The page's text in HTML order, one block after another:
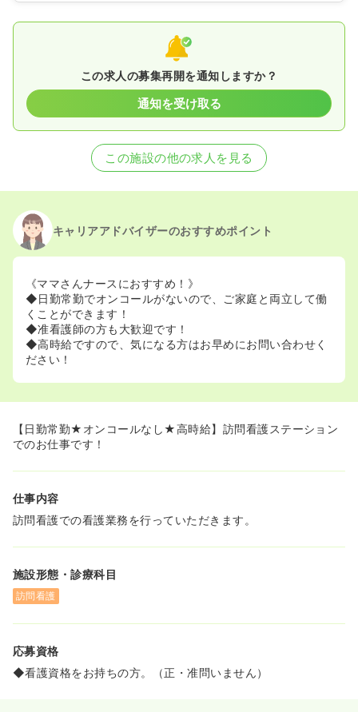
この求人の募集再開を通知しますか？
通知を受け取る
この施設の他の求人を見る
キャリアアドバイザーのおすすめポイント
《ママさんナースにおすすめ！》
◆日勤常勤でオンコールがないので、ご家庭と両立して働
くことができます！
◆准看護師の方も大歓迎です！
◆高時給ですので、気になる方はお早めにお問い合わせく
ださい！
【日勤常勤★オンコールなし★高時給】訪問看護ステーション
でのお仕事です！
仕事内容
訪問看護での看護業務を行っていただきます。
施設形態・診療科目
訪問看護
応募資格
◆看護資格をお持ちの方。（正・准問いません）